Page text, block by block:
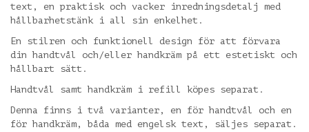
text, en praktisk och vacker inredningsdetalj med
hållbarhetstänk i all sin enkelhet.
En stilren och funktionell design för att förvara
din handtvål och/eller handkräm på ett estetiskt och
hållbart sätt.
Handtvål samt handkräm i refill köpes separat.
Denna finns i två varianter, en för handtvål och en
för handkräm, båda med engelsk text, säljes separat.